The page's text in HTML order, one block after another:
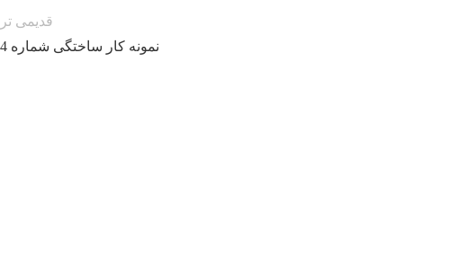
قدیمی تر
نمونه کار ساختگی شماره 4